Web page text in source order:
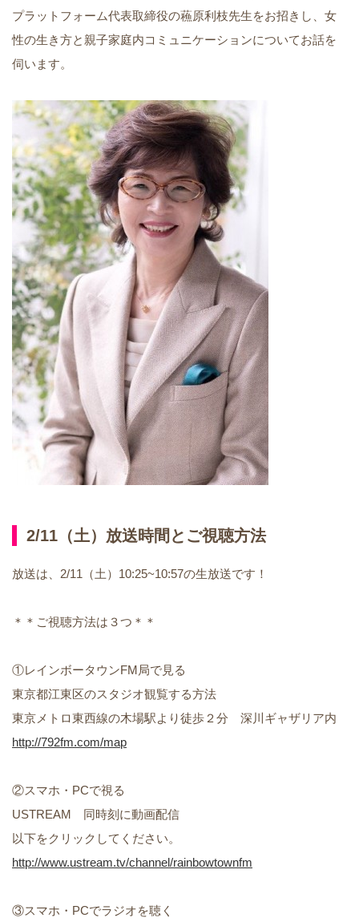
プラットフォーム代表取締役の蘓原利枝先生をお招きし、女
性の生き方と親子家庭内コミュニケーションについてお話を
伺います。
2/11（土）放送時間とご視聴方法
放送は、2/11（土）10:25~10:57の生放送です！
＊＊ご視聴方法は３つ＊＊
①レインボータウンFM局で見る
東京都江東区のスタジオ観覧する方法
東京メトロ東西線の木場駅より徒歩２分 深川ギャザリア内
http://792fm.com/map
②スマホ・PCで視る
USTREAM 同時刻に動画配信
以下をクリックしてください。
http://www.ustream.tv/channel/rainbowtownfm
③スマホ・PCでラジオを聴く